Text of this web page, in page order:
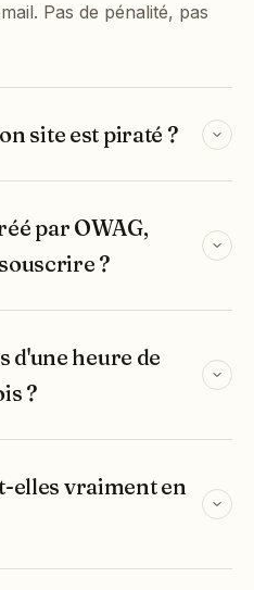
Pas de pénalité, pas
site est piraté ?
par OWAG,
?
d'une heure de
?
elles vraiment en